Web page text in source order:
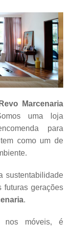
Revo Marcenaria
uma loja
para
como um de
sustentabilidade
futuras gerações
.
nos móveis, é